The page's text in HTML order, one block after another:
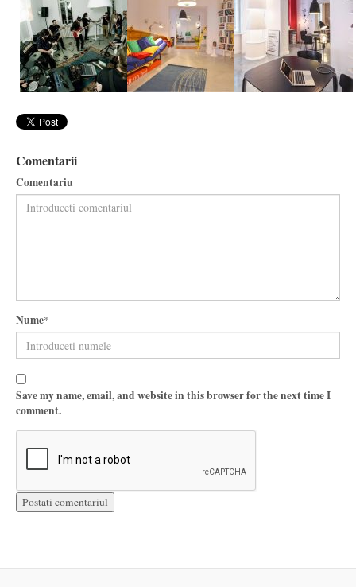
Comentarii
Comentariu
Nume*
Save my name, email, and website in this browser for the next time I
comment.